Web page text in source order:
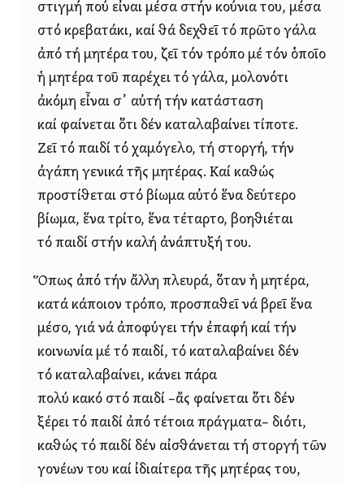
στιγμή πού εἶναι μέσα στήν κούνια του, μέσα
στό κρεβατάκι, καί θά δεχθεῖ τό πρῶτο γάλα
ἀπό τή μητέρα του, ζεῖ τόν τρόπο μέ τόν ὁποῖο
ἡ μητέρα τοῦ παρέχει τό γάλα, μολονότι
ἀκόμη εἶναι σ᾿ αὐτή τήν κατάσταση
καί φαίνεται ὅτι δέν καταλαβαίνει τίποτε.
Ζεῖ τό παιδί τό χαμόγελο, τή στοργή, τήν
ἀγάπη γενικά τῆς μητέρας. Καί καθώς
προστίθεται στό βίωμα αὐτό ἕνα δεύτερο
βίωμα, ἕνα τρίτο, ἕνα τέταρτο, βοηθιέται
τό παιδί στήν καλή ἀνάπτυξή του.
Ὅπως ἀπό τήν ἄλλη πλευρά, ὅταν ἡ μητέρα,
κατά κάποιον τρόπο, προσπαθεῖ νά βρεῖ ἕνα
μέσο, γιά νά ἀποφύγει τήν ἐπαφή καί τήν
κοινωνία μέ τό παιδί, τό καταλαβαίνει δέν
τό καταλαβαίνει, κάνει πάρα
πολύ κακό στό παιδί –ἄς φαίνεται ὅτι δέν
ξέρει τό παιδί ἀπό τέτοια πράγματα– διότι,
καθώς τό παιδί δέν αἰσθάνεται τή στοργή τῶν
γονέων του καί ἰδιαίτερα τῆς μητέρας του,